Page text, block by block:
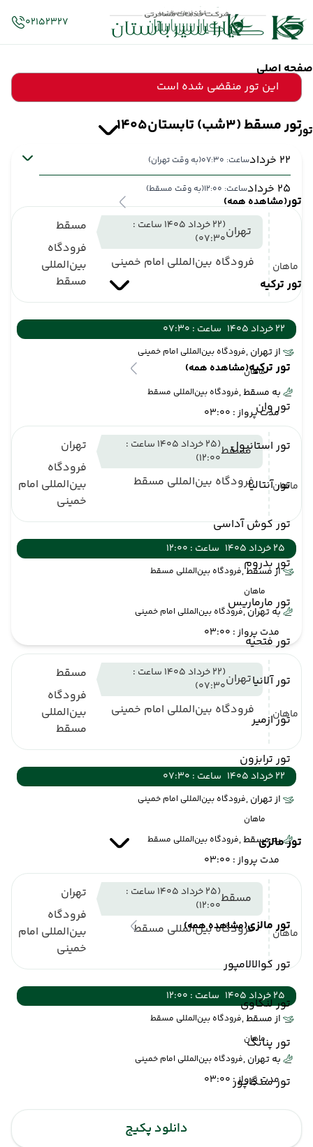
صفحه اصلی
تور
تور(مشاهده همه)
تور ترکیه
تور ترکیه(مشاهده همه)
تور وان
تور استانبول
تور آنتالیا
تور کوش آداسی
تور بدروم
تور مارماریس
تور فتحیه
تور آلانیا
تور ازمیر
تور ترابزون
تور مالزی
تور مالزی(مشاهده همه)
تور کوالالامپور
تور لنکاوی
تور پنانگ
تور سنگاپور
02152327
این تور منقضی شده است
تور مسقط (3شب) تابستان1405
22 خرداد ساعت: 07:30 (به وقت تهران)
25 خرداد ساعت: 12:00 (به وقت مسقط)
ماهان
تهران
(22 خرداد 1405 ساعت :
07:30)
فرودگاه بین‌المللی امام خمینی
مسقط
فرودگاه
بین‌المللی
مسقط
22 خرداد 1405
ساعت : 07:30
از تهران ,فرودگاه بین‌المللی امام خمینی
ماهان
به مسقط ,فرودگاه بین‌المللی مسقط
مدت پرواز : 03:00
ماهان
مسقط
(25 خرداد 1405 ساعت :
12:00)
فرودگاه بین‌المللی مسقط
تهران
فرودگاه
بین‌المللی امام
خمینی
25 خرداد 1405
ساعت : 12:00
از مسقط ,فرودگاه بین‌المللی مسقط
ماهان
به تهران ,فرودگاه بین‌المللی امام خمینی
مدت پرواز : 03:00
ماهان
تهران
(22 خرداد 1405 ساعت :
07:30)
فرودگاه بین‌المللی امام خمینی
مسقط
فرودگاه
بین‌المللی
مسقط
22 خرداد 1405
ساعت : 07:30
از تهران ,فرودگاه بین‌المللی امام خمینی
ماهان
به مسقط ,فرودگاه بین‌المللی مسقط
مدت پرواز : 03:00
ماهان
مسقط
(25 خرداد 1405 ساعت :
12:00)
فرودگاه بین‌المللی مسقط
تهران
فرودگاه
بین‌المللی امام
خمینی
25 خرداد 1405
ساعت : 12:00
از مسقط ,فرودگاه بین‌المللی مسقط
ماهان
به تهران ,فرودگاه بین‌المللی امام خمینی
مدت پرواز : 03:00
دانلود پکیج